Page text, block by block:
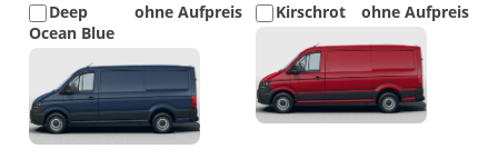
ohne Aufpreis
Deep
Ocean Blue
ohne Aufpreis
Kirschrot